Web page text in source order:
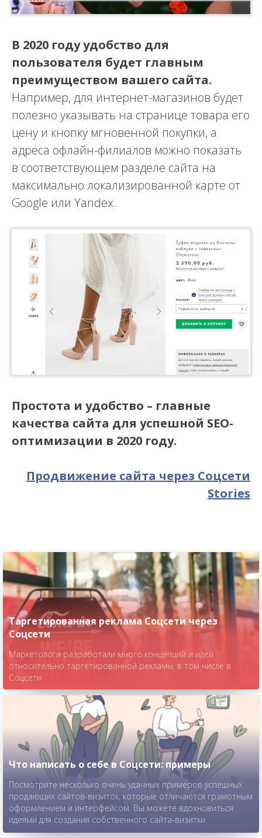
В 2020 году удобство для
пользователя будет главным
преимуществом вашего сайта.
Например, для интернет-магазинов будет
полезно указывать на странице товара его
цену и кнопку мгновенной покупки, а
адреса офлайн-филиалов можно показать
в соответствующем разделе сайта на
максимально локализированной карте от
Google или Yandex.
Простота и удобство – главные
качества сайта для успешной SEO-
оптимизации в 2020 году.
Продвижение сайта через Соцсети
Stories
Таргетированная реклама Соцсети через
Соцсети
Маркетологи разработали много концепций и идей
относительно таргетированной рекламы, в том числе в
Соцсети
Что написать о себе в Соцсети: примеры
Посмотрите несколько очень удачных примеров успешных
продающих сайтов-визиток, которые отличаются грамотным
оформлением и интерфейсом. Вы можете вдохновиться
идеями для создания собственного сайта-визитки